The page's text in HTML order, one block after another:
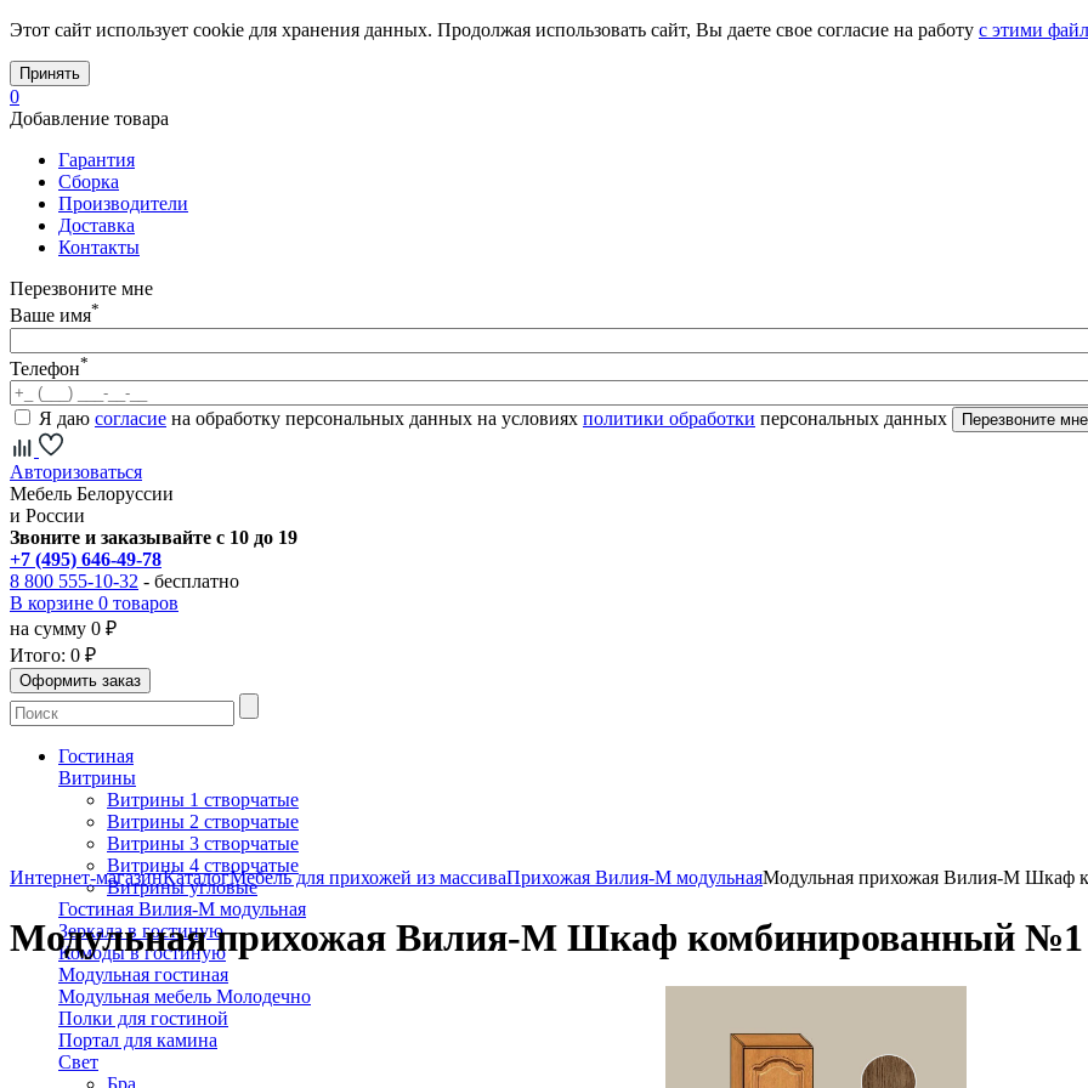
Этот сайт использует cookie для хранения данных. Продолжая использовать сайт, Вы даете свое согласие на работу с этими
Принять
0
Добавление товара
Гарантия
Сборка
Производители
Доставка
Контакты
Перезвоните мне
Ваше имя*
Телефон*
Я даю согласие на обработку персональных данных на условиях политики обработки персональных данных
Авторизоваться
Мебель Белоруссии
и России
Звоните и заказывайте с 10 до 19
+7 (495) 646-49-78
8 800 555-10-32 - бесплатно
В корзине 0 товаров
на сумму 0 ₽
Итого: 0 ₽
Гостиная
Витрины
Витрины 1 створчатые
Витрины 2 створчатые
Витрины 3 створчатые
Витрины 4 створчатые
Витрины угловые
Гостиная Вилия-М модульная
Зеркала в гостиную
Комоды в гостиную
Модульная гостиная
Модульная мебель Молодечно
Полки для гостиной
Портал для камина
Свет
Интернет-магазинКаталогМебель для прихожей из массиваПрихожая Вилия-М модульнаяМодульная прихожая Вилия-М Шкаф
Модульная прихожая Вилия-М Шкаф комбинированный